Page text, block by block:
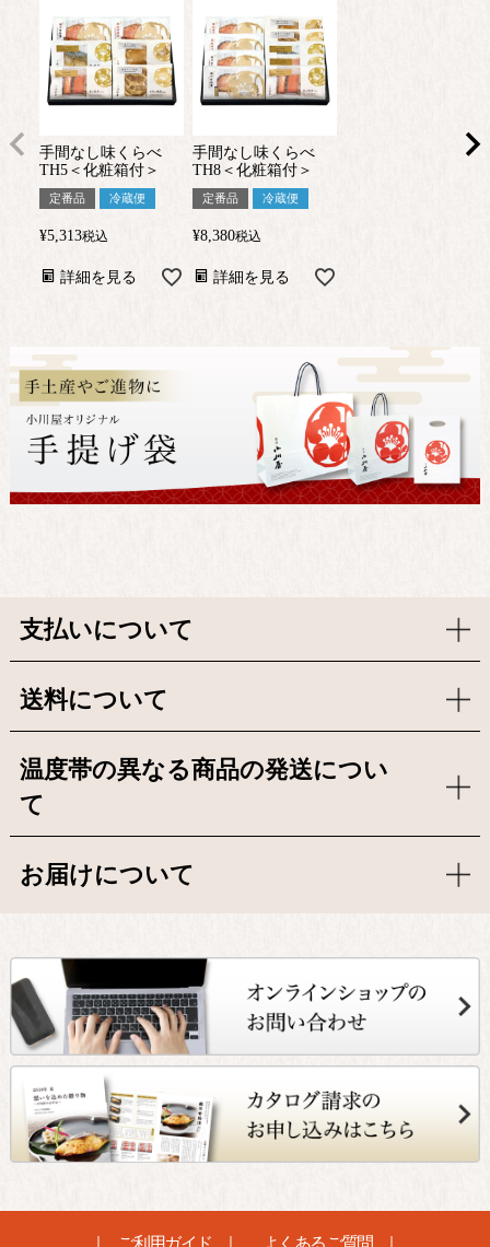
手間なし味くらべ
TH5＜化粧箱付＞
定番品 冷蔵便
¥5,313税込
詳細を見る
手間なし味くらべ
TH8＜化粧箱付＞
定番品 冷蔵便
¥8,380税込
詳細を見る
支払いについて
送料について
温度帯の異なる商品の発送につい
て
お届けについて